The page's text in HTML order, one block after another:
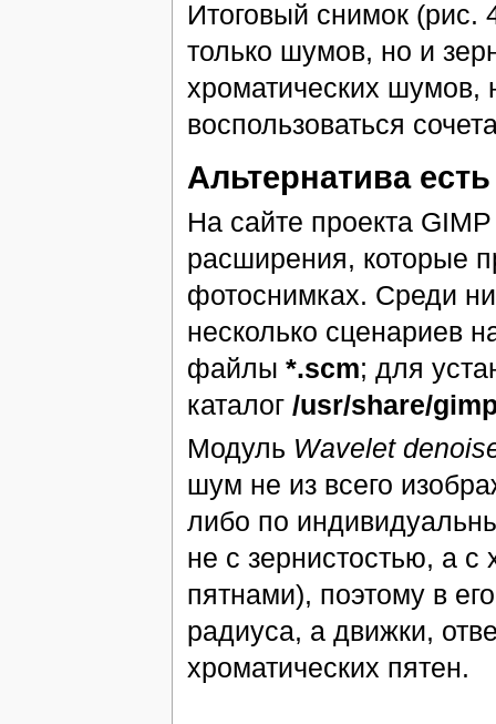
Итоговый снимок (рис.
только шумов, но и
хроматических
воспользоваться
Альтернатива есть
На сайте проекта
расширения, которые
фотоснимках. Среди
несколько сценариев
файлы *.scm; для
каталог /usr/share/
Модуль Wavelet
шум не из всего
либо по
не с зернистостью, а
пятнами), поэтому в
радиуса, а движки,
хроматических пятен.